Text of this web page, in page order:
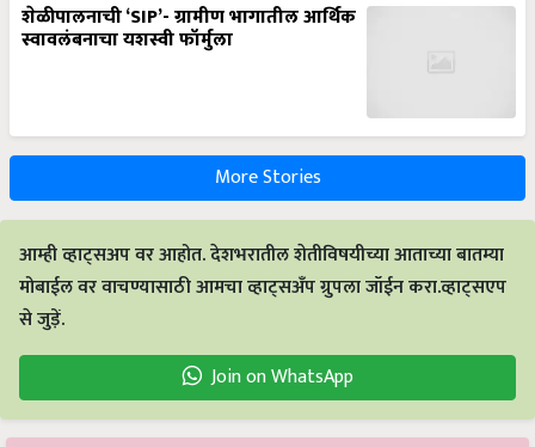
शेळीपालनाची ‘SIP’- ग्रामीण भागातील आर्थिक
स्वावलंबनाचा यशस्वी फॉर्मुला
More Stories
आम्ही व्हाट्सअप वर आहोत. देशभरातील शेतीविषयीच्या आताच्या बातम्या
मोबाईल वर वाचण्यासाठी आमचा व्हाट्सअँप ग्रुपला जॉईन करा.व्हाट्सएप
से जुड़ें.
Join on WhatsApp